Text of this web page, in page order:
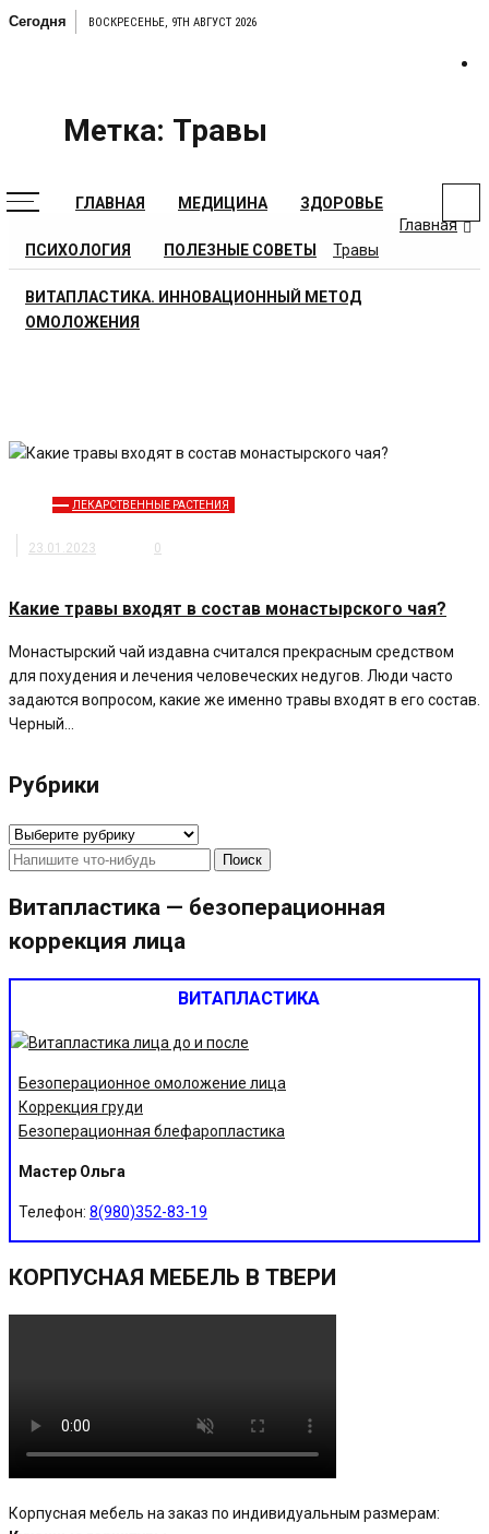
Перейти
Сегодня ВОСКРЕСЕНЬЕ, 9TH АВГУСТ 2026
Сайт о медицине и здоровье
ГЛАВНАЯ МЕДИЦИНА ЗДОРОВЬЕ
ПСИХОЛОГИЯ ПОЛЕЗНЫЕ СОВЕТЫ
ВИТАПЛАСТИКА. ИННОВАЦИОННЫЙ МЕТОД
ОМОЛОЖЕНИЯ
Метка: Травы
Главная
Травы
ЛЕКАРСТВЕННЫЕ РАСТЕНИЯ
23.01.2023 0
Какие травы входят в состав монастырского чая?
Монастырский чай издавна считался прекрасным средством
для похудения и лечения человеческих недугов. Люди часто
задаются вопросом, какие же именно травы входят в его состав.
Черный…
Рубрики
Рубрики
Найти:
Витапластика — безоперационная
коррекция лица
ВИТАПЛАСТИКА
Безоперационное омоложение лица
Коррекция груди
Безоперационная блефаропластика
Мастер Ольга
Телефон: 8(980)352-83-19
КОРПУСНАЯ МЕБЕЛЬ В ТВЕРИ
Корпусная мебель на заказ по индивидуальным размерам: